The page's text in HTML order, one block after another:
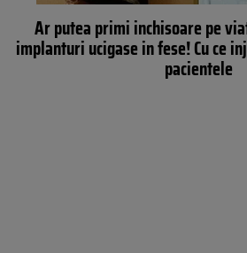
Ar putea primi inchisoare pe
implanturi ucigase in fese! Cu ce
pacientele